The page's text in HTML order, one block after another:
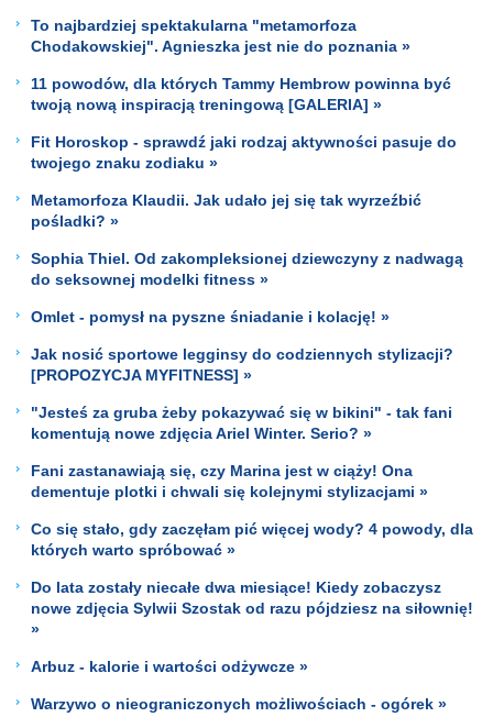
To najbardziej spektakularna "metamorfoza
Chodakowskiej". Agnieszka jest nie do poznania »
11 powodów, dla których Tammy Hembrow powinna być
twoją nową inspiracją treningową [GALERIA] »
Fit Horoskop - sprawdź jaki rodzaj aktywności pasuje do
twojego znaku zodiaku »
Metamorfoza Klaudii. Jak udało jej się tak wyrzeźbić
pośladki? »
Sophia Thiel. Od zakompleksionej dziewczyny z nadwagą
do seksownej modelki fitness »
Omlet - pomysł na pyszne śniadanie i kolację! »
Jak nosić sportowe legginsy do codziennych stylizacji?
[PROPOZYCJA MYFITNESS] »
"Jesteś za gruba żeby pokazywać się w bikini" - tak fani
komentują nowe zdjęcia Ariel Winter. Serio? »
Fani zastanawiają się, czy Marina jest w ciąży! Ona
dementuje plotki i chwali się kolejnymi stylizacjami »
Co się stało, gdy zaczęłam pić więcej wody? 4 powody, dla
których warto spróbować »
Do lata zostały niecałe dwa miesiące! Kiedy zobaczysz
nowe zdjęcia Sylwii Szostak od razu pójdziesz na siłownię!
»
Arbuz - kalorie i wartości odżywcze »
Warzywo o nieograniczonych możliwościach - ogórek »